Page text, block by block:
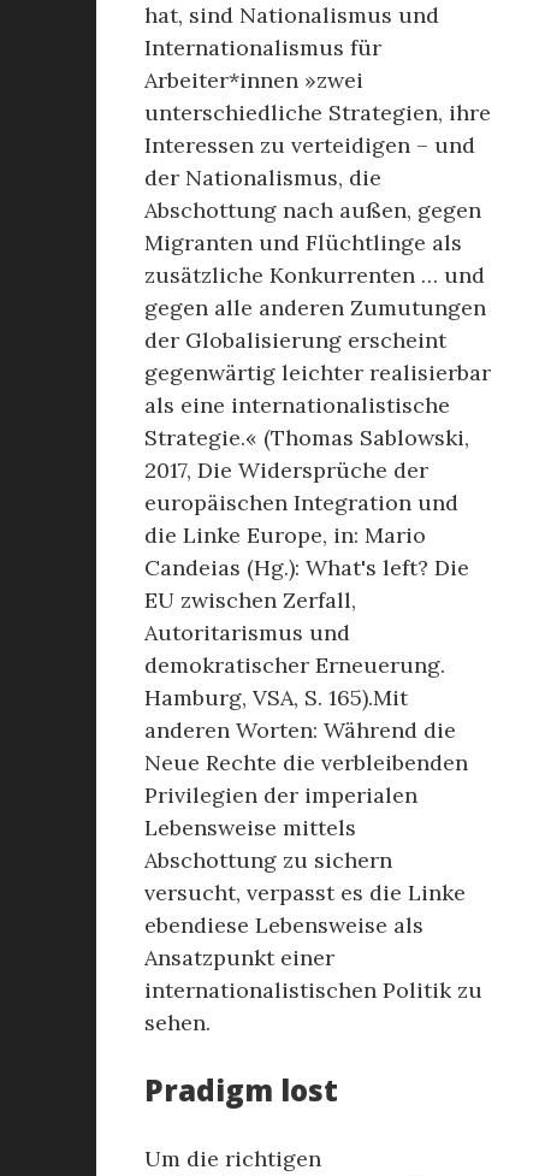
hat, sind Nationalismus und
Internationalismus für
Arbeiter*innen »zwei
unterschiedliche Strategien, ihre
Interessen zu verteidigen – und
der Nationalismus, die
Abschottung nach außen, gegen
Migranten und Flüchtlinge als
zusätzliche Konkurrenten … und
gegen alle anderen Zumutungen
der Globalisierung erscheint
gegenwärtig leichter realisierbar
als eine internationalistische
Strategie.« (Thomas Sablowski,
2017, Die Widersprüche der
europäischen Integration und
die Linke Europe, in: Mario
Candeias (Hg.): What's left? Die
EU zwischen Zerfall,
Autoritarismus und
demokratischer Erneuerung.
Hamburg, VSA, S. 165).Mit
anderen Worten: Während die
Neue Rechte die verbleibenden
Privilegien der imperialen
Lebensweise mittels
Abschottung zu sichern
versucht, verpasst es die Linke
ebendiese Lebensweise als
Ansatzpunkt einer
internationalistischen Politik zu
sehen.
Pradigm lost
Um die richtigen